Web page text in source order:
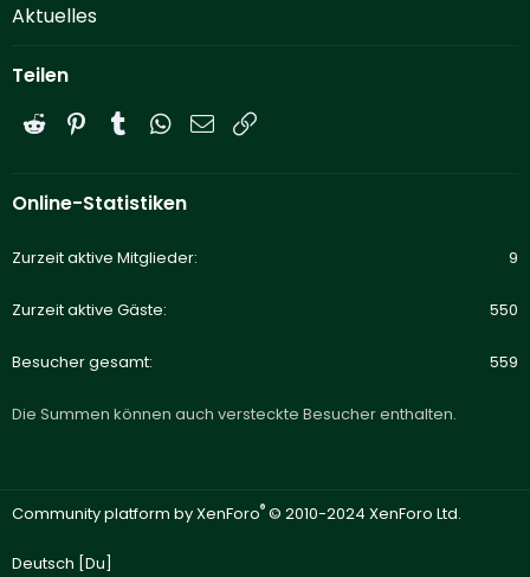
Aktuelles
Teilen
Reddit PinterestTumblrWhatsApp
E-Mail
Online-Statistiken
Zurzeit aktive Mitglieder 9
Zurzeit aktive Gäste 550
Besucher gesamt 559
Die Summen können auch versteckte Besucher enthalten.
Community platform by XenForo® © 2010-2024 XenForo Ltd.
Deutsch [Du]